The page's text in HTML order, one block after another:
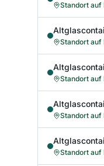
Standort auf
Standort auf
Standort auf
Standort auf
Standort auf